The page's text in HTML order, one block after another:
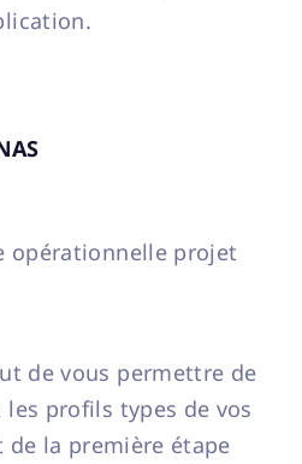
opérationnelle projet
de vous permettre de
profils types de vos
de la première étape